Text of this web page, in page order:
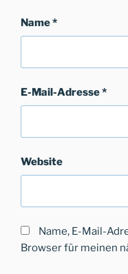
Name*
E-Mail-Adresse*
Website
Name, E-Mail-
Browser für meinen